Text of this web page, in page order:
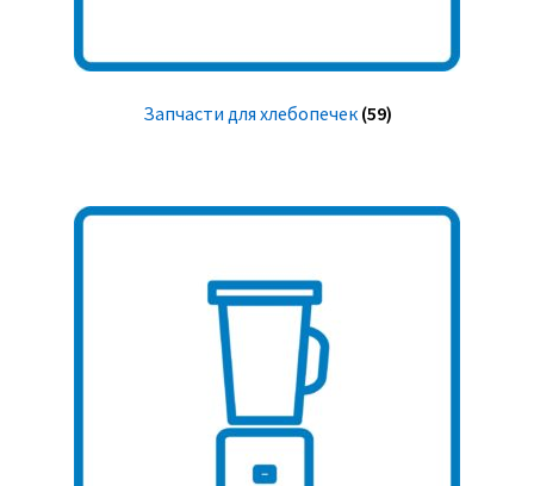
Запчасти для хлебопечек (59)